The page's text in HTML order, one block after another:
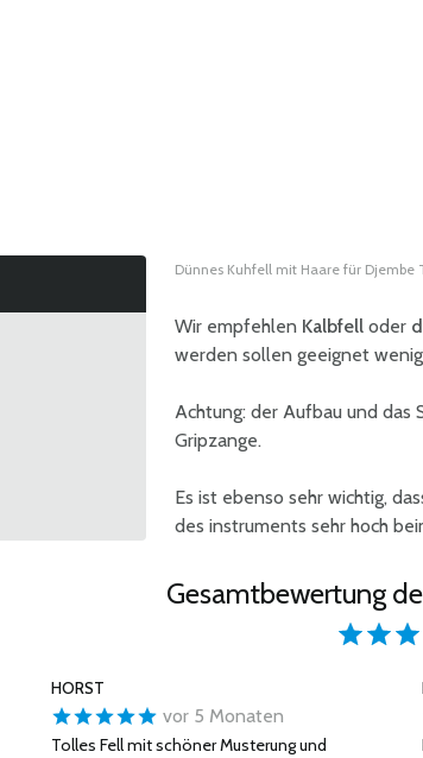
Dünnes Kuhfell mit Haare für Djembe
Wir empfehlen Kalbfell oder
werden sollen geeignet
Achtung: der Aufbau und das
Gripzange.
Es ist ebenso sehr wichtig,
des instruments sehr hoch
Gesamtbewertung
HORST
vor 5 Monaten
Tolles Fell mit schöner Musterung und